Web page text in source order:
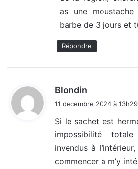
as une
barbe de 3 jours et
Répondre
Blondin
:
11 décembre 2024 à 13h29
Si le sachet est
impossibilité
invendus à
commencer à m’y